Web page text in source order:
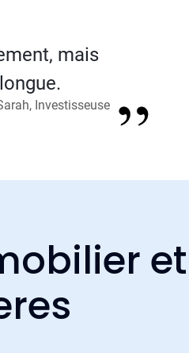
mais
Investisseuse
et